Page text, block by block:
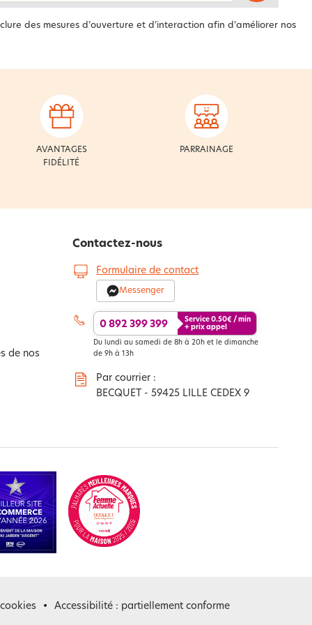
des mesures d’ouverture et d’interaction afin d’améliorer nos
AVANTAGES
FIDÉLITÉ
PARRAINAGE
de nos
Contactez-nous
Formulaire de contact
Messenger
0 892 399 399 Service0.50€ / min
+ prix appel
Du lundi au samedi de 8h à 20h et le dimanche
de 9h à 13h
Par courrier :
BECQUET - 59425 LILLE CEDEX 9
Accessibilité : partiellement conforme